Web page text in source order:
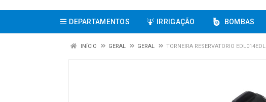
DEPARTAMENTOS IRRIGAÇÃO BOMBAS
INÍCIO GERAL GERAL TORNEIRA RESERVATORIO EDL014EDL